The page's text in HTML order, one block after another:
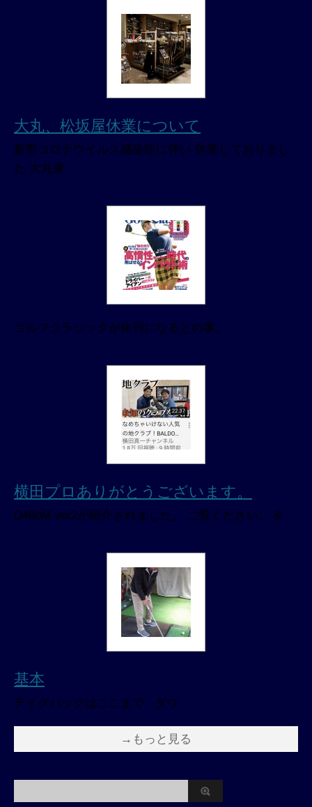
大丸、松坂屋休業について
新型コロナウイルス感染症に伴い 休業しておりまし
た 大丸東
ゴルフクラシックが休刊になるとの事。
横田プロありがとうございます。
D460M ver2が紹介されました。 ご覧ください。 &
基本
テイクバックはここまで ダウ
→もっと見る